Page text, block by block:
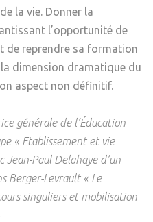
la vie. Donner la
l’opportunité de
de reprendre sa formation
dimension dramatique du
aspect non définitif.
générale de l’Éducation
« Etablissement et vie
Jean-Paul Delahaye d’un
Berger-Levrault « Le
singuliers et mobilisation